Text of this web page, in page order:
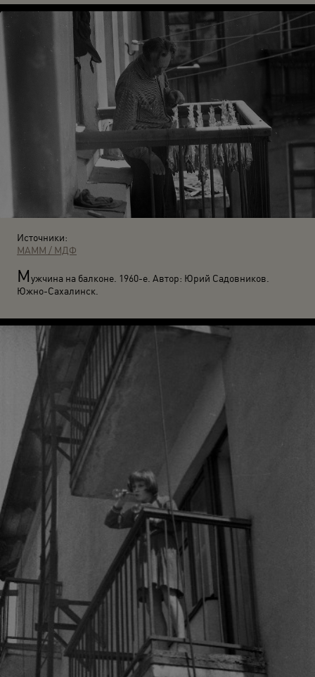
Источники:
МАММ / МДФ
Мужчина на балконе. 1960-е. Автор: Юрий Садовников.
Южно-Сахалинск.